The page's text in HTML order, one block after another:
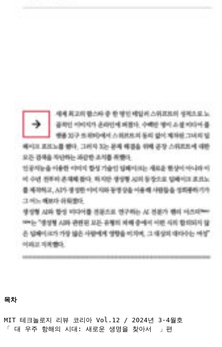
목차
MIT 테크놀로지 리뷰 코리아 Vol.12 / 2024년 3·4월호
「 대 우주 항해의 시대: 새로운 생명을 찾아서  」편